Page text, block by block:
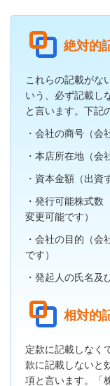
絶対的
これらの記載がな
いう、必ず記載し
と言います。下記
・会社の商号（会
・本店所在地（会
・資本金額（出資
・発行可能株式数
変更可能です）
・会社の目的（会
です）
・発起人の氏名及
相対的
定款に記載しなく
款に記載しないと
項と言います。「